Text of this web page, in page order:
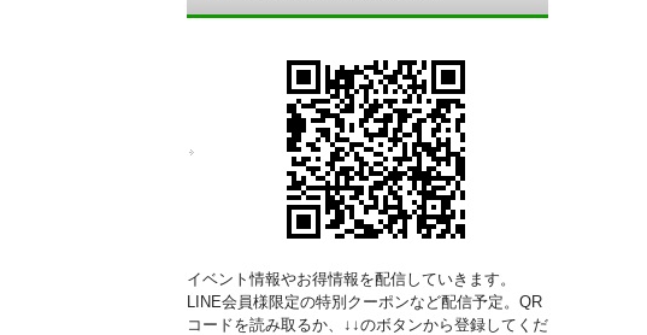
イベント情報やお得情報を配信していきます。
LINE会員様限定の特別クーポンなど配信予定。QR
コードを読み取るか、↓↓のボタンから登録してくだ